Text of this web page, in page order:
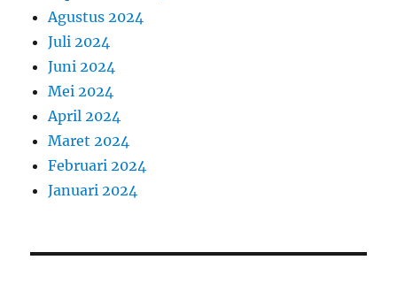
Agustus 2024
Juli 2024
Juni 2024
Mei 2024
April 2024
Maret 2024
Februari 2024
Januari 2024